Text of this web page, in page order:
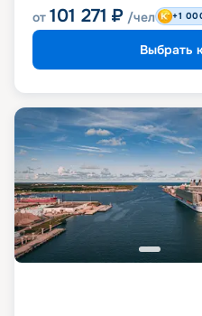
от 101 271 ₽ /чел +1
Выбрать